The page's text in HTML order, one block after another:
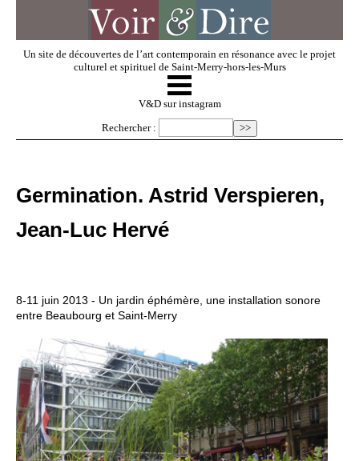
Un site de découvertes de l’art contemporain en résonance avec le projet
culturel et spirituel de Saint-Merry-hors-les-Murs
V & D
Exposer
Dossiers
Événements
Sacré
☰
V&D sur instagram
Rechercher :
Germination. Astrid Verspieren,
Jean-Luc Hervé
8-11 juin 2013 - Un jardin éphémère, une installation sonore
entre Beaubourg et Saint-Merry